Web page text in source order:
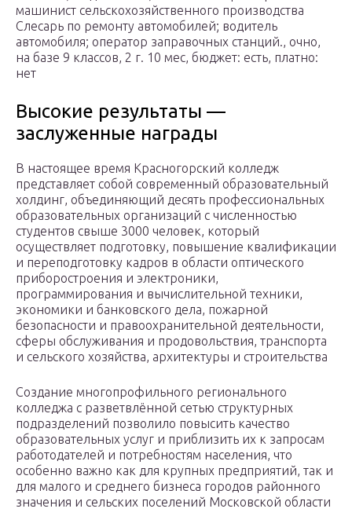
машинист сельскохозяйственного производства
Слесарь по ремонту автомобилей; водитель
автомобиля; оператор заправочных станций., очно,
на базе 9 классов, 2 г. 10 мес, бюджет: есть, платно:
нет
Высокие результаты —
заслуженные награды
В настоящее время Красногорский колледж
представляет собой современный образовательный
холдинг, объединяющий десять профессиональных
образовательных организаций с численностью
студентов свыше 3000 человек, который
осуществляет подготовку, повышение квалификации
и переподготовку кадров в области оптического
приборостроения и электроники,
программирования и вычислительной техники,
экономики и банковского дела, пожарной
безопасности и правоохранительной деятельности,
сферы обслуживания и продовольствия, транспорта
и сельского хозяйства, архитектуры и строительства
Создание многопрофильного регионального
колледжа с разветвлённой сетью структурных
подразделений позволило повысить качество
образовательных услуг и приблизить их к запросам
работодателей и потребностям населения, что
особенно важно как для крупных предприятий, так и
для малого и среднего бизнеса городов районного
значения и сельских поселений Московской области